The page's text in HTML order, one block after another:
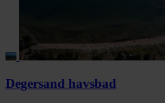
Degersand havsbad